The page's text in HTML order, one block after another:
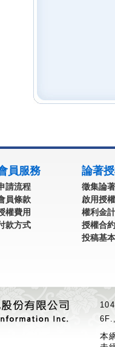
員服務
請流程
員條款
權費用
款方式
論著
徵集論著
啟用授
權利金
授權合
投稿基
本